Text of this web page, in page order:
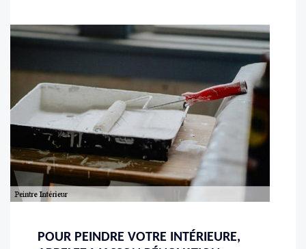
POUR PEINDRE VOTRE INTÉRIEURE,